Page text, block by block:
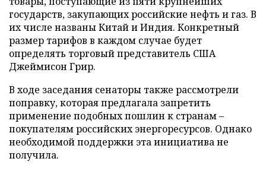
государств, закупающих российские нефть и газ. В
их числе названы Китай и Индия. Конкретный
размер тарифов в каждом случае будет
определять торговый представитель США
Джеймисон Грир.
В ходе заседания сенаторы также рассмотрели
поправку, которая предлагала запретить
применение подобных пошлин к странам –
покупателям российских энергоресурсов. Однако
необходимой поддержки эта инициатива не
получила.